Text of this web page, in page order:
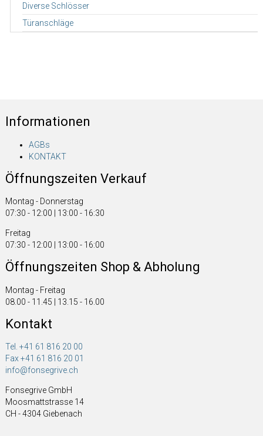
Diverse Schlösser
Türanschläge
Informationen
AGBs
KONTAKT
Öffnungszeiten Verkauf
Montag - Donnerstag
07:30 - 12:00 | 13:00 - 16:30
Freitag
07:30 - 12:00 | 13:00 - 16:00
Öffnungszeiten Shop & Abholung
Montag - Freitag
08.00 - 11.45 | 13.15 - 16.00
Kontakt
Tel. +41 61 816 20 00
Fax +41 61 816 20 01
info@fonsegrive.ch
Fonsegrive GmbH
Moosmattstrasse 14
CH - 4304 Giebenach